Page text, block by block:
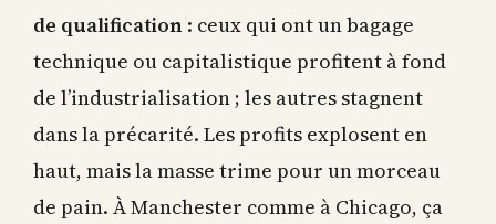
de qualification : ceux qui ont un bagage
technique ou capitalistique profitent à fond
de l’industrialisation ; les autres stagnent
dans la précarité. Les profits explosent en
haut, mais la masse trime pour un morceau
de pain. À Manchester comme à Chicago, ça